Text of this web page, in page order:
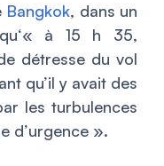
Bangkok, dans un
‘« à 15 h 35,
détresse du vol
qu’il y avait des
les turbulences
d’urgence ».